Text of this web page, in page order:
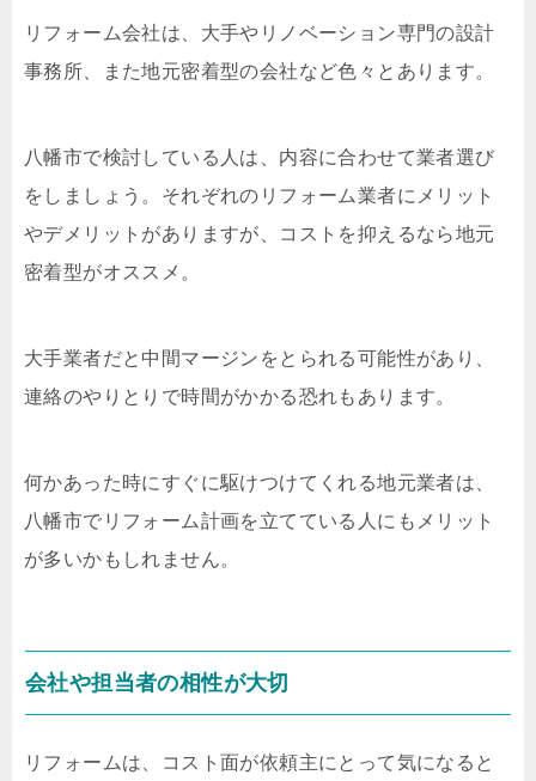
リフォーム会社は、大手やリノベーション専門の設計
事務所、また地元密着型の会社など色々とあります。
八幡市で検討している人は、内容に合わせて業者選び
をしましょう。それぞれのリフォーム業者にメリット
やデメリットがありますが、コストを抑えるなら地元
密着型がオススメ。
大手業者だと中間マージンをとられる可能性があり、
連絡のやりとりで時間がかかる恐れもあります。
何かあった時にすぐに駆けつけてくれる地元業者は、
八幡市でリフォーム計画を立てている人にもメリット
が多いかもしれません。
会社や担当者の相性が大切
リフォームは、コスト面が依頼主にとって気になると